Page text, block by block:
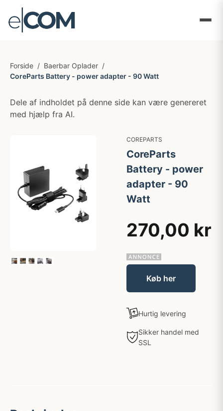
Forside / Baerbar Oplader /
CoreParts Battery - power adapter - 90 Watt
Dele af indholdet på denne side kan være genereret
med hjælp fra AI.
COREPARTS
CoreParts
Battery - power
adapter - 90
Watt
270,00 kr
Køb her
Hurtig levering
Sikker handel med
SSL